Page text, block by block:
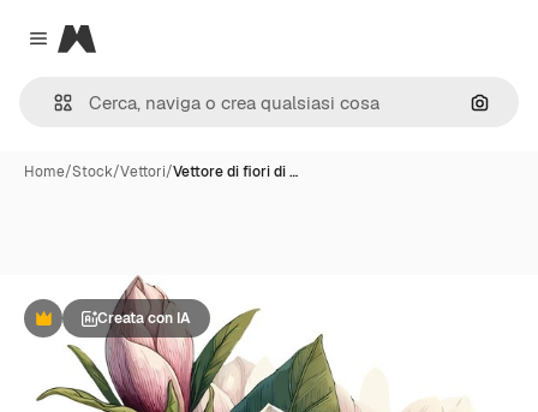
Close menu
Magnific
Cerca
Home/Stock/Vettori/Vettore di fiori di …
PremiumCreata con IA